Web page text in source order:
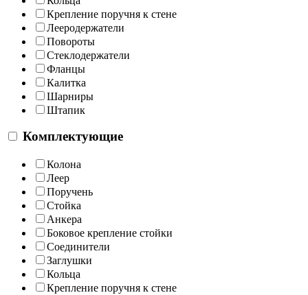
Крепление поручня к стене
Лееродержатели
Повороты
Стеклодержатели
Фланцы
Калитка
Шарниры
Штапик
Комплектующие
Колона
Леер
Поручень
Стойка
Анкера
Боковое крепление стойки
Соединители
Заглушки
Кольца
Крепление поручня к стене